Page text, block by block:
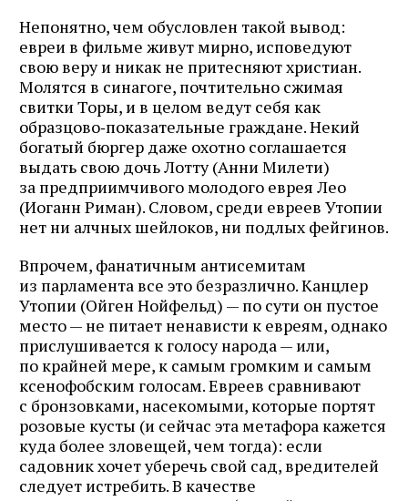
Непонятно, чем обусловлен такой вывод:
евреи в фильме живут мирно, исповедуют
свою веру и никак не притесняют христиан.
Молятся в синагоге, почтительно сжимая
свитки Торы, и в целом ведут себя как
образцово‑показательные граждане. Некий
богатый бюргер даже охотно соглашается
выдать свою дочь Лотту (Анни Милети)
за предприимчивого молодого еврея Лео
(Иоганн Риман). Словом, среди евреев Утопии
нет ни алчных шейлоков, ни подлых фейгинов.
Впрочем, фанатичным антисемитам
из парламента все это безразлично. Канцлер
Утопии (Ойген Нойфельд) — по сути он пустое
место — не питает ненависти к евреям, однако
прислушивается к голосу народа — или,
по крайней мере, к самым громким и самым
ксенофобским голосам. Евреев сравнивают
с бронзовками, насекомыми, которые портят
розовые кусты (и сейчас эта метафора кажется
куда более зловещей, чем тогда): если
садовник хочет уберечь свой сад, вредителей
следует истребить. В качестве